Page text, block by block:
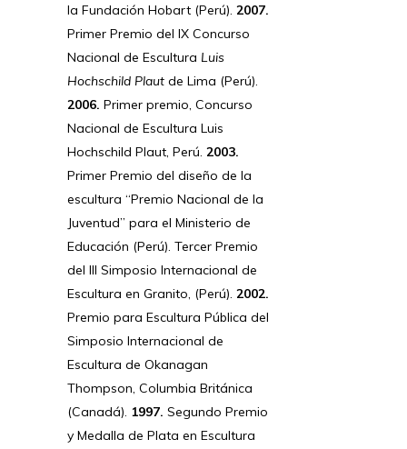
la Fundación Hobart (Perú). 2007.
Primer Premio del IX Concurso
Nacional de Escultura Luis
Hochschild Plaut de Lima (Perú).
2006. Primer premio, Concurso
Nacional de Escultura Luis
Hochschild Plaut, Perú. 2003.
Primer Premio del diseño de la
escultura “Premio Nacional de la
Juventud” para el Ministerio de
Educación (Perú). Tercer Premio
del III Simposio Internacional de
Escultura en Granito, (Perú). 2002.
Premio para Escultura Pública del
Simposio Internacional de
Escultura de Okanagan
Thompson, Columbia Británica
(Canadá). 1997. Segundo Premio
y Medalla de Plata en Escultura